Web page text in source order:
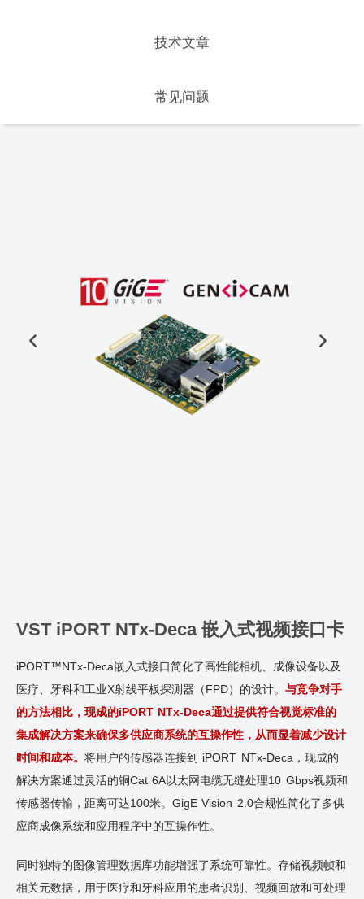
技术文章
常见问题
VST iPORT NTx-Deca 嵌入式视频接口卡
iPORT™NTx-Deca嵌入式接口简化了高性能相机、成像设备以及
医疗、牙科和工业X射线平板探测器（FPD）的设计。 与竞争对手
的方法相比，现成的iPORT NTx-Deca通过提供符合视觉标准的
集成解决方案来确保多供应商系统的互操作性，从而显着减少设计
时间和成本。 将用户的传感器连接到 iPORT NTx-Deca，现成的
解决方案通过灵活的铜Cat 6A以太网电缆无缝处理10 Gbps视频和
传感器传输，距离可达100米。GigE Vision 2.0合规性简化了多供
应商成像系统和应用程序中的互操作性。
同时独特的图像管理数据库功能增强了系统可靠性。存储视频帧和
相关元数据，用于医疗和牙科应用的患者识别、视频回放和可处理